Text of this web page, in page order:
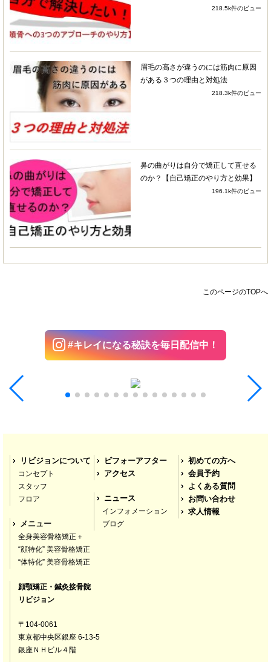
これまでいくつかの小顔矯正に通ったことがあり
ましたが、ここまで全方位から小顔にアプローチ
してくださるところはここしかありません！
複数のところに通わないと受けられないものを、
リビジョンさんに通うのみで受けられます。そし
て数あるアプローチから個人の状況に合わせてメ
ニューを組んでくださるのはリビジョンさんなら
ではだと思います。ここにきたらすべてそろって
いる、デパートのようなところだと思っていま
す。
まだ3ヶ月しか通っていませんが、明らかに歪み
が改善されており、笑ったときの自分の顔にしょ
げることもなくなりました！改善の早さに驚きま
した！
骨が整ってきたら、脂肪へのアプローチのフェー
友人の紹介で伺いました＾＾と
ても良かったです！顔のずれが戻って施術から日
にちが経過してもまだそのままなので嬉しいで
す！口がスムーズにあくようになりました！！嬉
しいです！ストレスの原因とかもわかったので気
をつけて生活してます＾＾おしえていただいたと
たいです！ありがとうございました！
S.はりー
顔の歪みが気になってブログを
拝見したとき、すごく丁寧に書かれていたので来
院しました。
顔の歪みを治す前に食いしばりを治さないといけ
ないと言われて、色々な検査をしたのですが、す
ごく詳しく調べてもらえました。
中でも、自分ではストレスが溜まってないと思っ
でびっくりしました！
先生もとても気さくで、色々な事を相談できてよ
218.5k件のビュー
眉毛の高さが違うのには筋肉に原因
がある３つの理由と対処法
218.3k件のビュー
鼻の曲がりは自分で矯正して直せる
のか？【自己矯正のやり方と効果】
196.1k件のビュー
このページのTOPへ
#キレイになる秘訣を毎日配信中！
リビジョンについて
コンセプト
スタッフ
フロア
メニュー
全身美容骨格矯正＋
“顔特化” 美容骨格矯正
“体特化” 美容骨格矯正
ビフォーアフター
アクセス
ニュース
インフォメーション
ブログ
初めての方へ
会員予約
よくある質問
お問い合わせ
求人情報
顔顎矯正・鍼灸接骨院
リビジョン
〒104-0061
東京都中央区銀座 6-13-5
銀座ＮＨビル４階